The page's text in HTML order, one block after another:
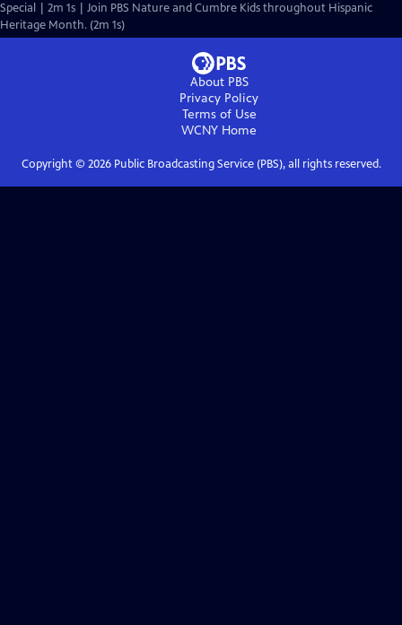
Special | 2m 1s | Join PBS Nature and Cumbre Kids throughout Hispanic
Heritage Month. (2m 1s)
About PBS
Privacy Policy
Terms of Use
WCNY Home
Copyright © 2026Public Broadcasting Service (PBS), all rights reserved.